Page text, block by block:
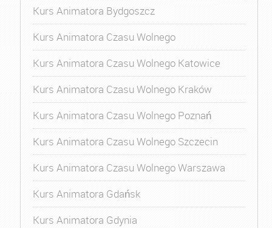
Kurs Animatora Bydgoszcz
Kurs Animatora Czasu Wolnego
Kurs Animatora Czasu Wolnego Katowice
Kurs Animatora Czasu Wolnego Kraków
Kurs Animatora Czasu Wolnego Poznań
Kurs Animatora Czasu Wolnego Szczecin
Kurs Animatora Czasu Wolnego Warszawa
Kurs Animatora Gdańsk
Kurs Animatora Gdynia